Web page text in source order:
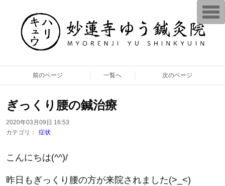
前のページ 一覧へ 次のページ
ぎっくり腰の鍼治療
2020年03月09日 16:53
カテゴリ：
症状
こんにちは(^^)/
昨日もぎっくり腰の方が来院されました(>_<)
T
o
g
g